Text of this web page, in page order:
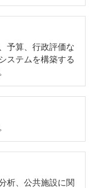
予算、行政評価な
ステムを構築する
析、公共施設に関